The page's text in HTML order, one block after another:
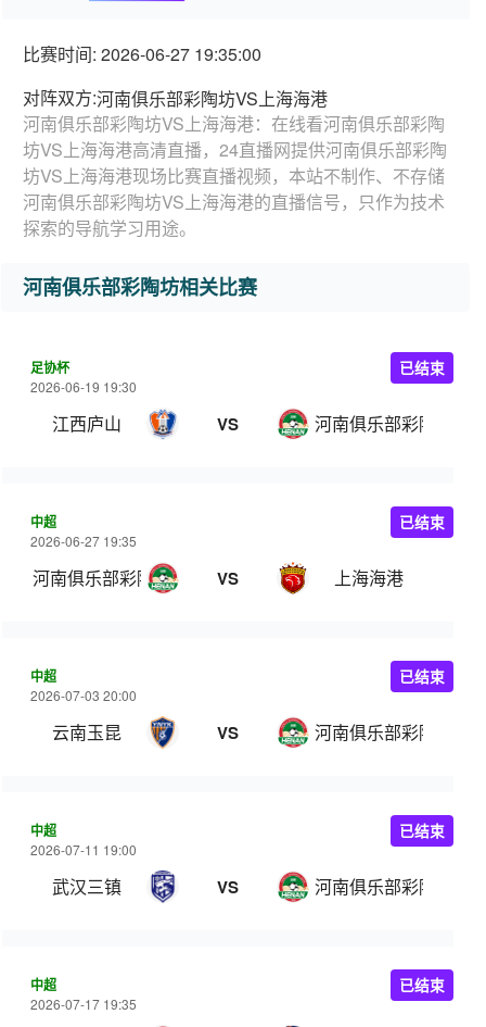
比赛时间: 2026-06-27 19:35:00
对阵双方:河南俱乐部彩陶坊VS上海海港
河南俱乐部彩陶坊VS上海海港：在线看河南俱乐部彩陶
坊VS上海海港高清直播，24直播网提供河南俱乐部彩陶
坊VS上海海港现场比赛直播视频，本站不制作、不存储
河南俱乐部彩陶坊VS上海海港的直播信号，只作为技术
探索的导航学习用途。
河南俱乐部彩陶坊相关比赛
足协杯
2026-06-19 19:30
江西庐山 VS 河南俱乐部彩陶坊
已结束
中超
2026-06-27 19:35
河南俱乐部彩陶坊 VS 上海海港
已结束
中超
2026-07-03 20:00
云南玉昆 VS 河南俱乐部彩陶坊
已结束
中超
2026-07-11 19:00
武汉三镇 VS 河南俱乐部彩陶坊
已结束
中超
2026-07-17 19:35
已结束